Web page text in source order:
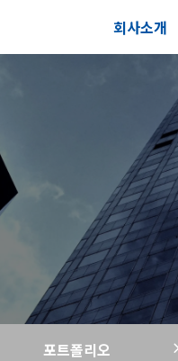
회사소개
공지사항
오시는길
포트폴리오